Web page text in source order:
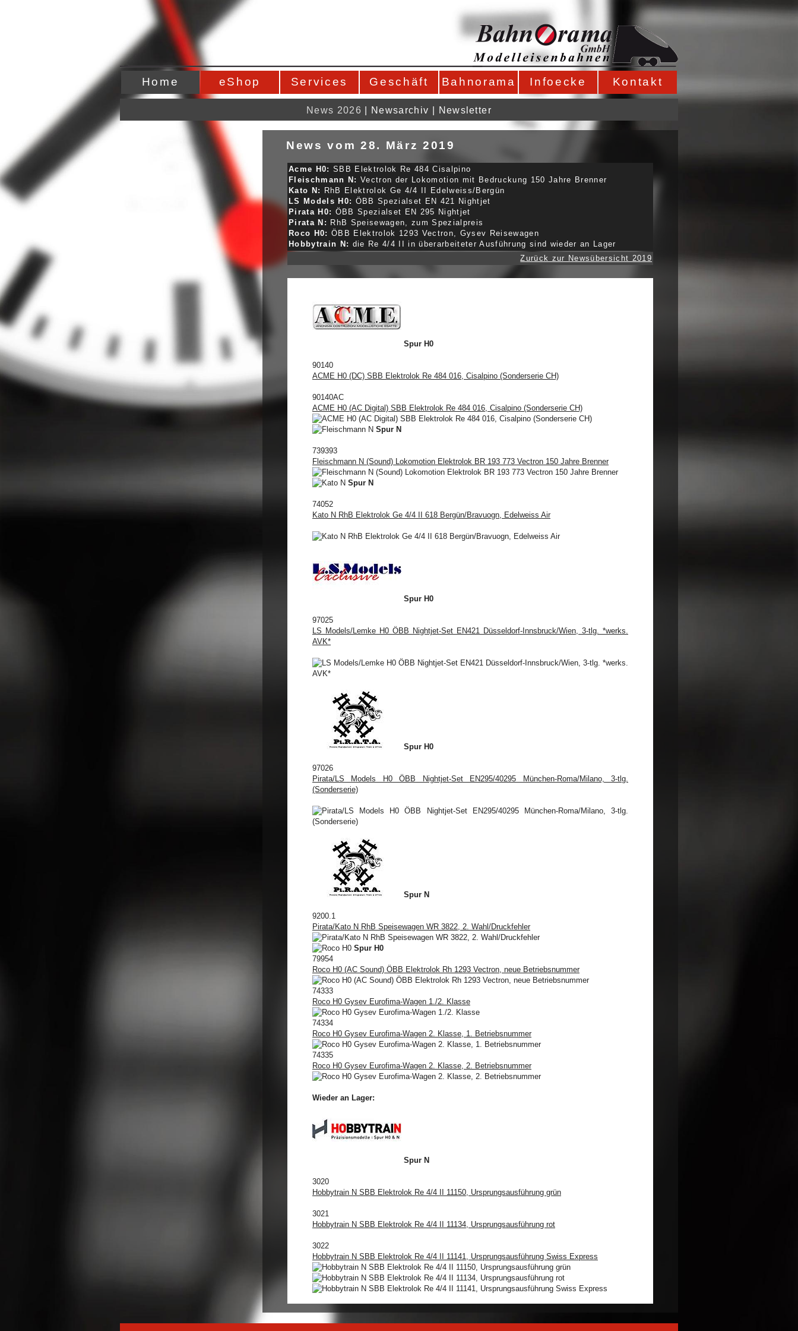
Home eShop Services Geschäft Bahnorama Infoecke Kontakt
News 2026 Newsarchiv Newsletter
News vom 28. März 2019
Acme H0: SBB Elektrolok Re 484 Cisalpino
Fleischmann N: Vectron der Lokomotion mit Bedruckung 150 Jahre Brenner
Kato N: RhB Elektrolok Ge 4/4 II Edelweiss/Bergün
LS Models H0: ÖBB Spezialset EN 421 Nightjet
Pirata H0: ÖBB Spezialset EN 295 Nightjet
Pirata N: RhB Speisewagen, zum Spezialpreis
Roco H0: ÖBB Elektrolok 1293 Vectron, Gysev Reisewagen
Hobbytrain N: die Re 4/4 II in überarbeiteter Ausführung sind wieder an Lager
Zurück zur Newsübersicht 2019
Spur H0
90140
ACME H0 (DC) SBB Elektrolok Re 484 016, Cisalpino (Sonderserie CH)
90140AC
ACME H0 (AC Digital) SBB Elektrolok Re 484 016, Cisalpino (Sonderserie CH)
Spur N
739393
Fleischmann N (Sound) Lokomotion Elektrolok BR 193 773 Vectron 150 Jahre Brenner
Spur N
74052
Kato N RhB Elektrolok Ge 4/4 II 618 Bergün/Bravuogn, Edelweiss Air
Spur H0
97025
LS Models/Lemke H0 ÖBB Nightjet-Set EN421 Düsseldorf-Innsbruck/Wien, 3-tlg. *werks.
AVK*
Spur H0
97026
Pirata/LS Models H0 ÖBB Nightjet-Set EN295/40295 München-Roma/Milano, 3-tlg.
(Sonderserie)
Spur N
9200.1
Pirata/Kato N RhB Speisewagen WR 3822, 2. Wahl/Druckfehler
Spur H0
79954
Roco H0 (AC Sound) ÖBB Elektrolok Rh 1293 Vectron, neue Betriebsnummer
74333
Roco H0 Gysev Eurofima-Wagen 1./2. Klasse
74334
Roco H0 Gysev Eurofima-Wagen 2. Klasse, 1. Betriebsnummer
74335
Roco H0 Gysev Eurofima-Wagen 2. Klasse, 2. Betriebsnummer
Wieder an Lager:
Spur N
3020
Hobbytrain N SBB Elektrolok Re 4/4 II 11150, Ursprungsausführung grün
3021
Hobbytrain N SBB Elektrolok Re 4/4 II 11134, Ursprungsausführung rot
3022
Hobbytrain N SBB Elektrolok Re 4/4 II 11141, Ursprungsausführung Swiss Express